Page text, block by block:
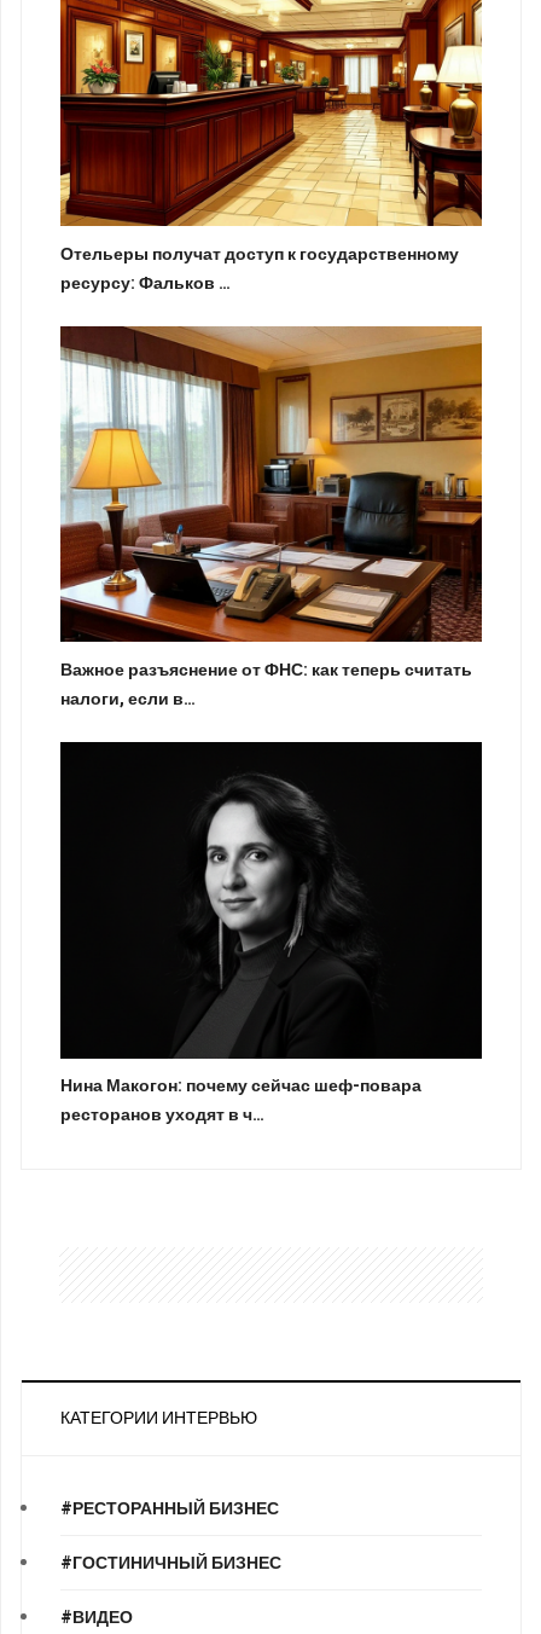
Отельеры получат доступ к государственному
ресурсу: Фальков …
Важное разъяснение от ФНС: как теперь считать
налоги, если в…
Нина Макогон: почему сейчас шеф-повара
ресторанов уходят в ч…
КАТЕГОРИИ ИНТЕРВЬЮ
#РЕСТОРАННЫЙ БИЗНЕС
#ГОСТИНИЧНЫЙ БИЗНЕС
#ВИДЕО